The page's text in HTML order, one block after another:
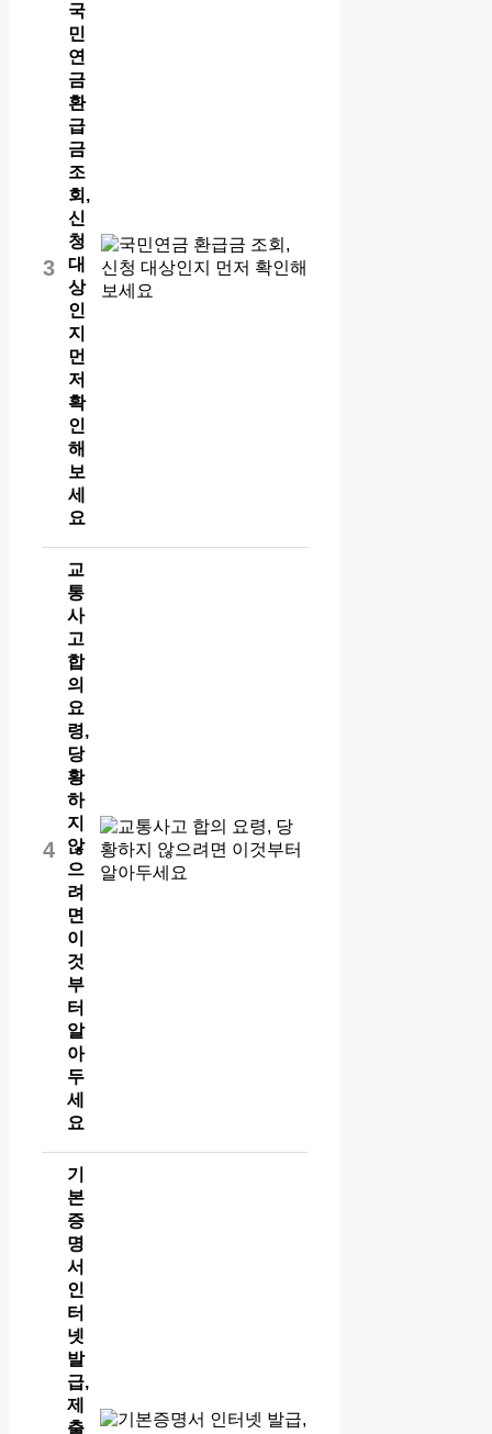
3
국
민
연
금
환
급
금
조
회,
신
청
대
상
인
지
먼
저
확
인
해
보
세
요
4
교
통
사
고
합
의
요
령,
당
황
하
지
않
으
려
면
이
것
부
터
알
아
두
세
요
기
본
증
명
서
인
터
넷
발
급,
제
출